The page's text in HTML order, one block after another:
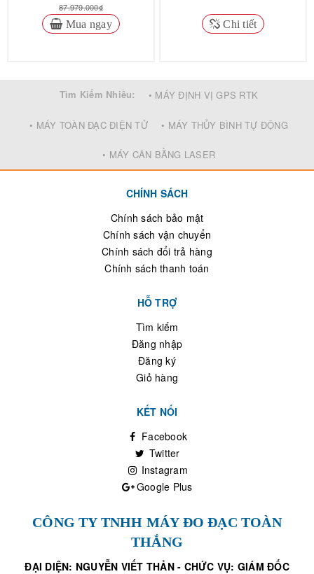
87.979.000₫
Mua ngay
Chi tiết
Tìm Kiếm Nhiều: • MÁY ĐỊNH VỊ GPS RTK
• MÁY TOÀN ĐẠC ĐIỆN TỬ • MÁY THỦY BÌNH TỰ ĐỘNG
• MÁY CÂN BẰNG LASER
CHÍNH SÁCH
Chính sách bảo mật
Chính sách vận chuyển
Chính sách đổi trả hàng
Chính sách thanh toán
HỖ TRỢ
Tìm kiếm
Đăng nhập
Đăng ký
Giỏ hàng
KẾT NỐI
Facebook
Twitter
Instagram
Google Plus
CÔNG TY TNHH MÁY ĐO ĐẠC TOÀN
THẮNG
ĐẠI DIỆN: NGUYỄN VIẾT THẢN - CHỨC VỤ: GIÁM ĐỐC